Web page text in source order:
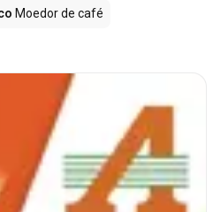
Moedor de café